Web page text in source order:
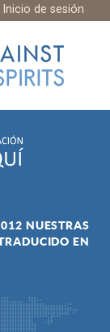
Inicio de sesión
NUESTRAS
EN